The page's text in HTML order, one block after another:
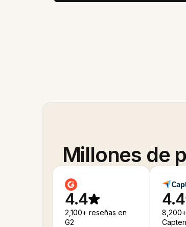
Millones de
4.4
2,100+ reseñas en
G2
4.4